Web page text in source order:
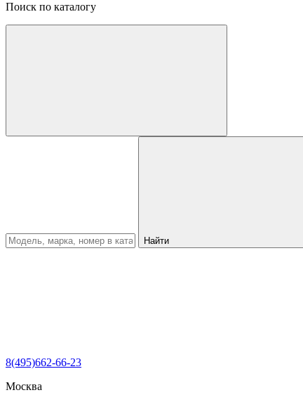
Поиск по каталогу
Найти
8(495)662-66-23
Москва